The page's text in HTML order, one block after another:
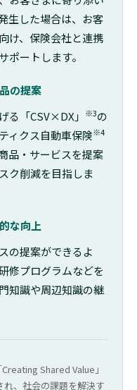
生した場合は、お客
け、保険会社と連携
ポートします。
の提案
る「CSV×DX」
※3の
ィクス自動車保険※4
品・サービスを提案
ク削減を目指しま
な向上
の提案ができるよ
修プログラムなどを
知識や周辺知識の継
Shared Value」
、社会の課題を解決す